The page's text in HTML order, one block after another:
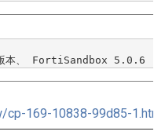
、 FortiSandbox 5.0.6 (含
cp-169-10838-99d85-1.html